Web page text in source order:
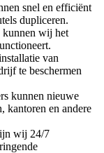
snel en efficiënt
dupliceren.
kunnen wij het
van
te beschermen
kunnen nieuwe
kantoren en andere
wij 24/7